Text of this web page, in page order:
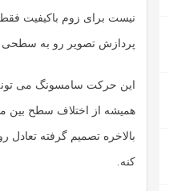
نیست برای زوم باکیفیت فقط
پردازش تصویر رو به سطحی
این حرکت سامسونگ می تونه
همیشه از اختلاف سطح بین
بالاخره تصمیم گرفته تعادل
کنه.